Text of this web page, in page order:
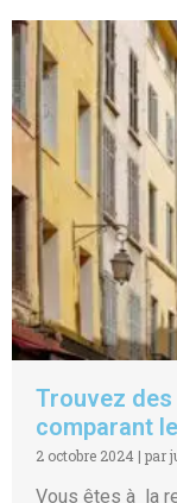
Trouvez
comparant
2 octobre 2024 | par
Vous êtes à la